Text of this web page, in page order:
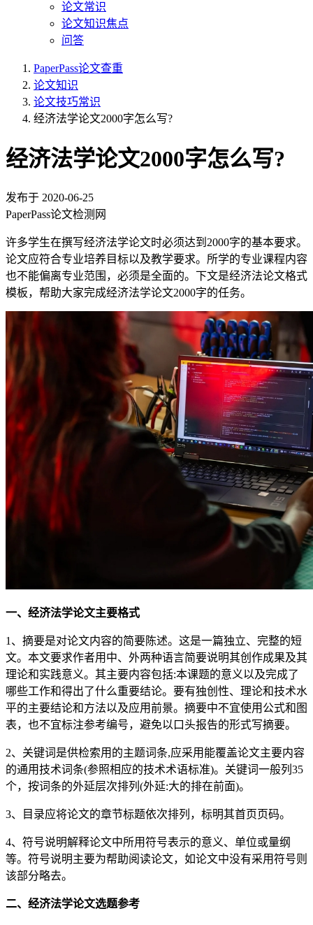
论文常识
论文知识焦点
问答
PaperPass论文查重
论文知识
论文技巧常识
经济法学论文2000字怎么写?
经济法学论文2000字怎么写?
发布于 2020-06-25
PaperPass论文检测网
许多学生在撰写经济法学论文时必须达到2000字的基本要求。
论文应符合专业培养目标以及教学要求。所学的专业课程内容
也不能偏离专业范围，必须是全面的。下文是经济法论文格式
模板，帮助大家完成经济法学论文2000字的任务。
一、经济法学论文主要格式
1、摘要是对论文内容的简要陈述。这是一篇独立、完整的短
文。本文要求作者用中、外两种语言简要说明其创作成果及其
理论和实践意义。其主要内容包括:本课题的意义以及完成了
哪些工作和得出了什么重要结论。要有独创性、理论和技术水
平的主要结论和方法以及应用前景。摘要中不宜使用公式和图
表，也不宜标注参考编号，避免以口头报告的形式写摘要。
2、关键词是供检索用的主题词条,应采用能覆盖论文主要内容
的通用技术词条(参照相应的技术术语标准)。关键词一般列35
个，按词条的外延层次排列(外延:大的排在前面)。
3、目录应将论文的章节标题依次排列，标明其首页页码。
4、符号说明解释论文中所用符号表示的意义、单位或量纲
等。符号说明主要为帮助阅读论文，如论文中没有采用符号则
该部分略去。
二、经济法学论文选题参考